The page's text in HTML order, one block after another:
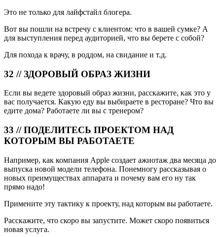
Это не только для лайфстайл блогера.
Вот вы пошли на встречу с клиентом: что в вашей сумке? А
для выступления перед аудиторией, что вы берете с собой?
Для похода к врачу, в роддом, на свидание и т.д.
32 // ЗДОРОВЫЙ ОБРАЗ ЖИЗНИ
Если вы ведете здоровый образ жизни, расскажите, как это у
вас получается. Какую еду вы выбираете в ресторане? Что вы
едите дома? Работаете ли вы с тренером?
33 // ПОДЕЛИТЕСЬ ПРОЕКТОМ НАД
КОТОРЫМ ВЫ РАБОТАЕТЕ
Например, как компания Apple создает ажиотаж два месяца до
выпуска новой модели телефона. Понемногу рассказывая о
новых преимуществах аппарата и почему вам его ну так
прямо надо!
Примените эту тактику к проекту, над которым вы работаете.
Расскажите, что скоро вы запустите. Может скоро появиться
новая услуга.